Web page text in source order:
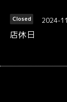
Closed 2024-
店休日